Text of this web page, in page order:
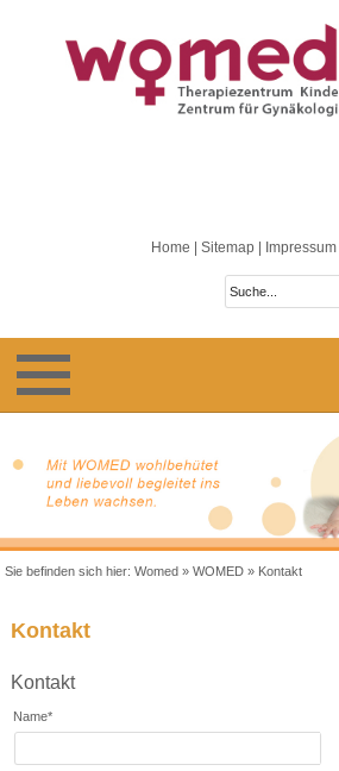
Home Sitemap Impressum
Sie befinden sich hier:Womed »WOMED » Kontakt
Kontakt
Kontakt
Name*